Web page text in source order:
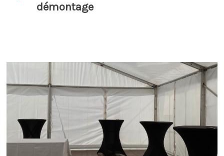
démontage